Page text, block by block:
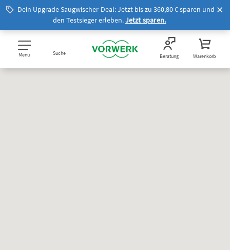
Dein Upgrade Saugwischer-Deal: Jetzt bis zu 360,80 € sparen und
den Testsieger erleben.Jetzt sparen.
Menü Suche Beratung Warenkorb